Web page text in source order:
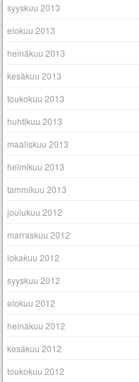
syyskuu 2013
elokuu 2013
heinäkuu 2013
kesäkuu 2013
toukokuu 2013
huhtikuu 2013
maaliskuu 2013
helmikuu 2013
tammikuu 2013
joulukuu 2012
marraskuu 2012
lokakuu 2012
syyskuu 2012
elokuu 2012
heinäkuu 2012
kesäkuu 2012
toukokuu 2012